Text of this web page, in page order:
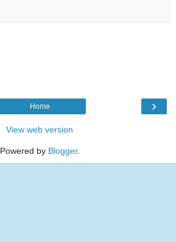
›
Home
View web version
Powered by Blogger.